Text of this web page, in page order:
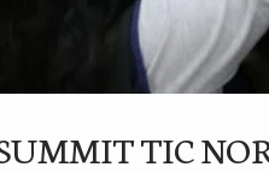
TIC